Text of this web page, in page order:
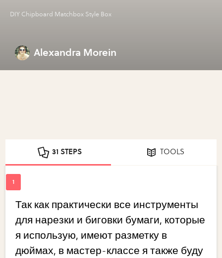
DIY Chipboard Matchbox Style Box
Alexandra Morein
31 STEPS TOOLS
Так как практически все инструменты
для нарезки и биговки бумаги, которые
я использую, имеют разметку в
дюймах, в мастер-классе я также буду